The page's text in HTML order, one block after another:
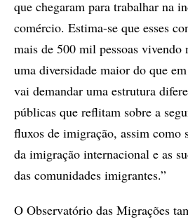
que chegaram para trabalhar na
comércio. Estima-se que esses
mais de 500 mil pessoas vivendo
uma diversidade maior do que
vai demandar uma estrutura
públicas que reflitam sobre a
fluxos de imigração, assim como
da imigração internacional e as
das comunidades imigrantes.”
O Observatório das Migrações